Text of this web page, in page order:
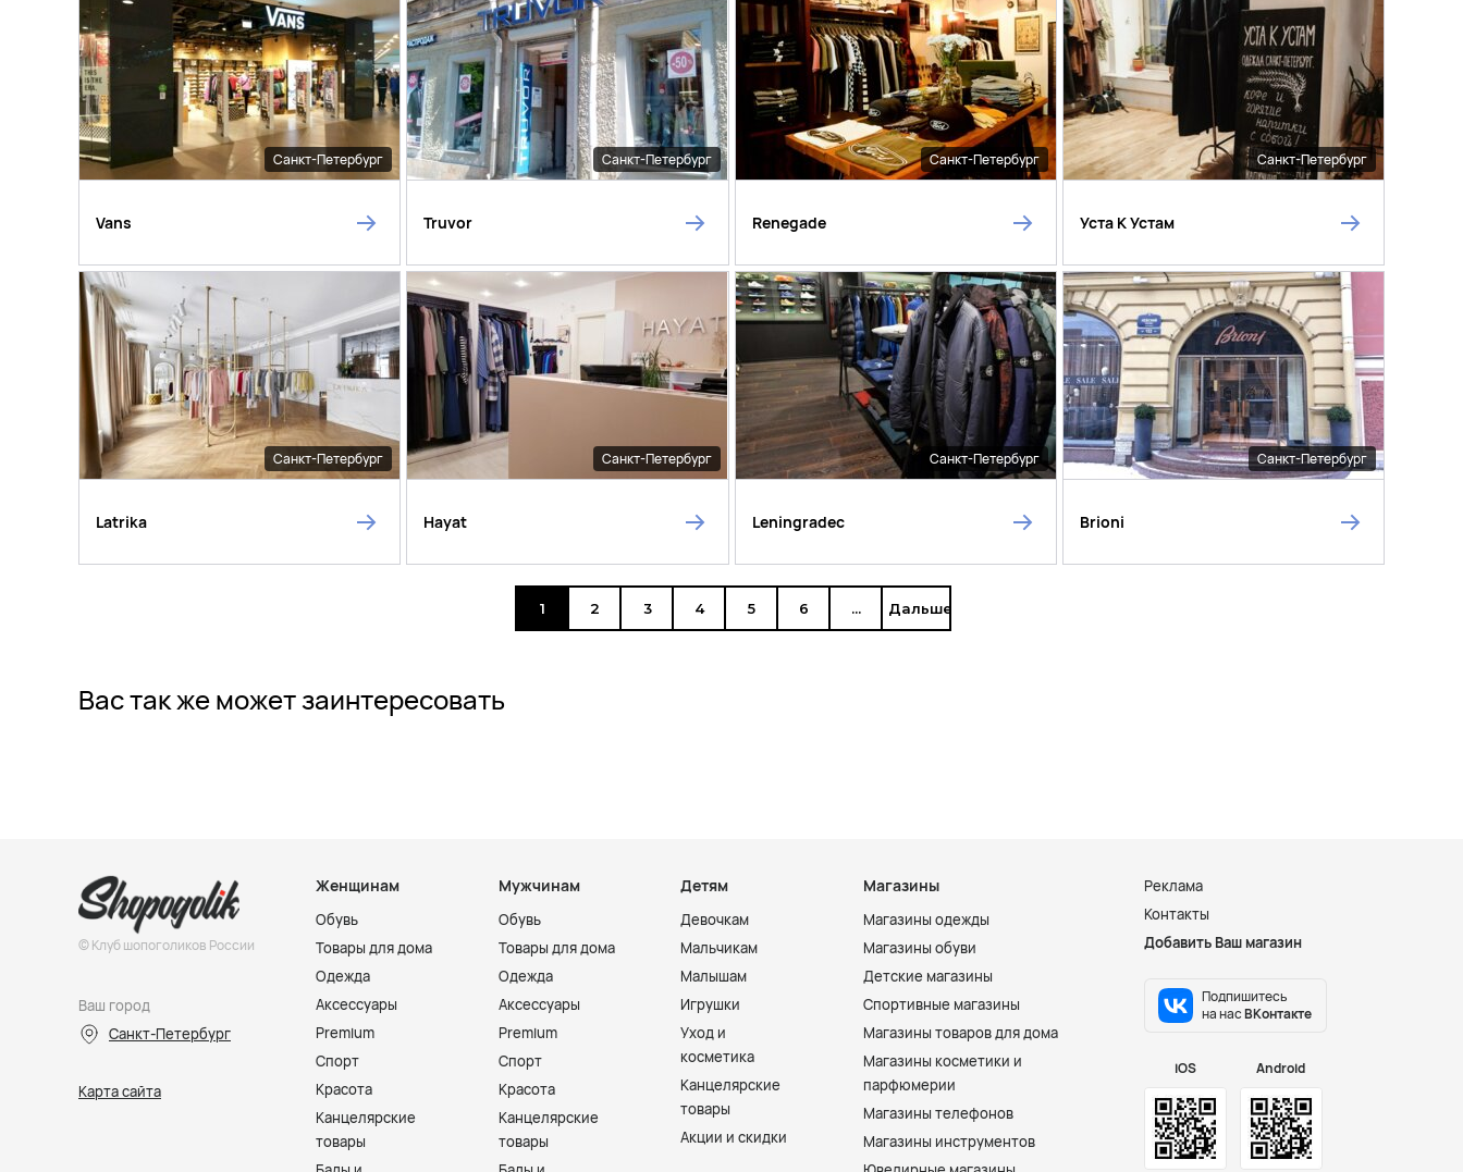
Санкт-Петербург
Vans
Санкт-Петербург
Truvor
Санкт-Петербург
Renegade
Санкт-Петербург
Уста К Устам
Санкт-Петербург
Latrika
Санкт-Петербург
Hayat
Санкт-Петербург
Leningradec
Санкт-Петербург
Brioni
1 2 3 4 5 6 ... Дальше
Вас так же может заинтересовать
© Клуб шопоголиков России
Ваш город
Санкт-Петербург
Карта сайта
Женщинам
Обувь
Товары для дома
Одежда
Аксессуары
Premium
Спорт
Красота
Канцелярские
товары
Мужчинам
Обувь
Товары для дома
Одежда
Аксессуары
Premium
Спорт
Красота
Канцелярские
товары
Детям
Девочкам
Мальчикам
Малышам
Игрушки
Уход и
косметика
Канцелярские
товары
Акции и скидки
Магазины
Магазины одежды
Магазины обуви
Детские магазины
Спортивные магазины
Магазины товаров для дома
Магазины косметики и
парфюмерии
Магазины телефонов
Магазины инструментов
Реклама
Контакты
Добавить Ваш магазин
Подпишитесь
на насВКонтакте
iOS Android